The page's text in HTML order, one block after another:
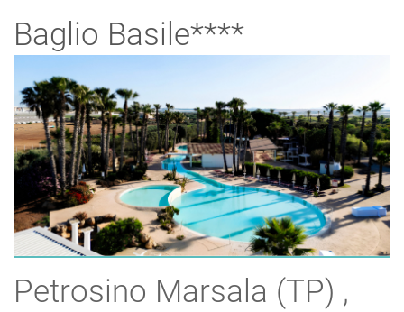
Baglio Basile****
Petrosino Marsala (TP) ,